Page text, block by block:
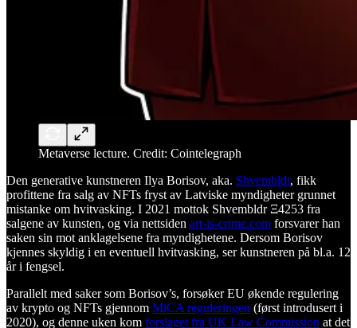
Metaverse lecture. Credit: Cointelegraph
Den generative kunstneren Ilya Borisov, aka. Shvembldr, fikk
profittene fra salg av NFTs fryst av Latviske myndigheter grunnet
mistanke om hvitvasking. I 2021 mottok Shvembldr Ξ4253 fra
salgene av kunsten, og via nettsiden art-is-crime.com forsvarer han
saken sin mot anklagelsene fra myndighetene. Dersom Borisov
kjennes skyldig i en eventuell hvitvasking, ser kunstneren på bl.a. 12
år i fengsel.
Parallelt med saker som Borisov’s, forsøker EU økende regulering
av krypto og NFTs gjennom MiCA reguleringen (først introdusert i
2020), og denne uken kom forslaget fra UK Law Commission at det